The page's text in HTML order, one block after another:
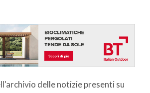
delle notizie presenti su